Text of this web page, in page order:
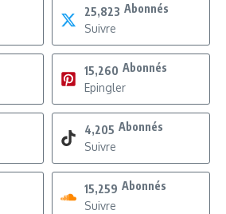
25,823 Abonnés
Suivre
15,260 Abonnés
Epingler
4,205 Abonnés
Suivre
15,259 Abonnés
Suivre